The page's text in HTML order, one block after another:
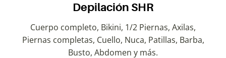
Depilación SHR
Cuerpo completo, Bikini, 1/2 Piernas, Axilas,
Piernas completas, Cuello, Nuca, Patillas, Barba,
Busto, Abdomen y más.